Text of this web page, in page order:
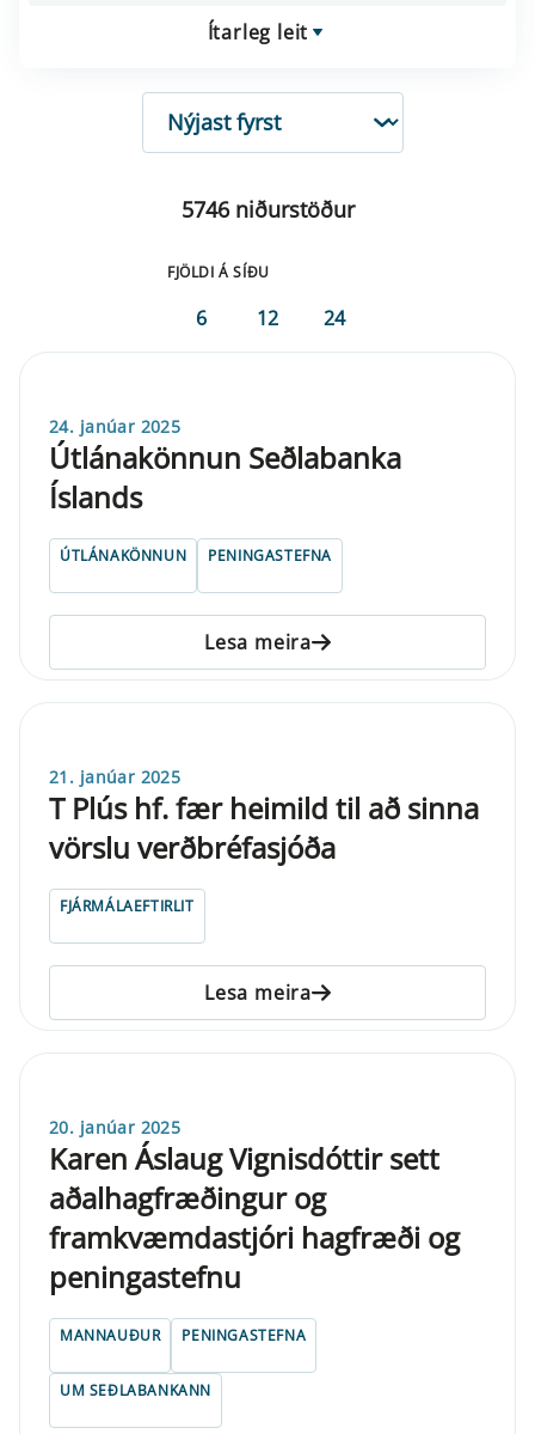
Ítarleg leit
RÖÐUN
5746 niðurstöður
FJÖLDI Á SÍÐU
6 12 24
24. janúar 2025
Útlánakönnun Seðlabanka
Íslands
ÚTLÁNAKÖNNUN PENINGASTEFNA
Lesa meira
21. janúar 2025
T Plús hf. fær heimild til að sinna
vörslu verðbréfasjóða
FJÁRMÁLAEFTIRLIT
Lesa meira
20. janúar 2025
Karen Áslaug Vignisdóttir sett
aðalhagfræðingur og
framkvæmdastjóri hagfræði og
peningastefnu
MANNAUÐUR PENINGASTEFNA
UM SEÐLABANKANN